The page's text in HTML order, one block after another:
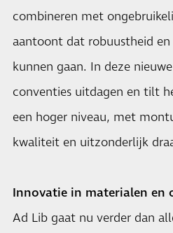
combineren met
aantoont dat robuustheid
kunnen gaan. In deze
conventies uitdagen en tilt
een hoger niveau, met
kwaliteit en uitzonderlijk
Innovatie in materialen en
Ad Lib gaat nu verder dan